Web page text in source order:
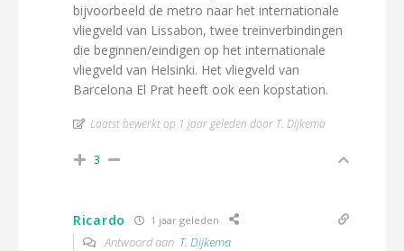
bijvoorbeeld de metro naar het internationale
vliegveld van Lissabon, twee treinverbindingen
die beginnen/eindigen op het internationale
vliegveld van Helsinki. Het vliegveld van
Barcelona El Prat heeft ook een kopstation.
Laatst bewerkt op 1 jaar geleden door T. Dijkema
3
Ricardo 1 jaar geleden
Antwoord aan T. Dijkema